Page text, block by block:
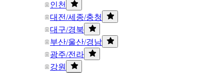
인천
대전/세종/충청
대구/경북
부산/울산/경남
광주/전라
강원